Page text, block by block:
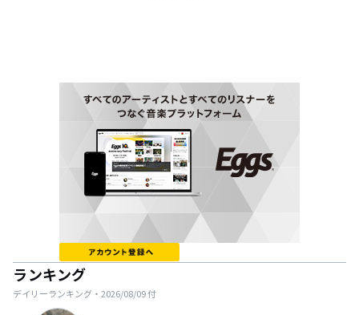
ランキング
デイリーランキング・ 2026/08/09付